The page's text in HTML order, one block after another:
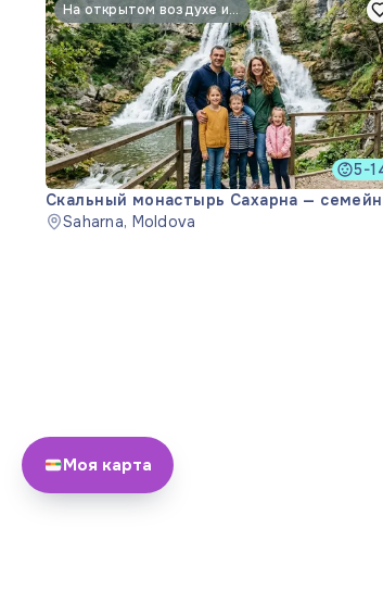
На открытом воздухе и природа
5-
Скальный монастырь Сахарна —
экскурсия
Saharna, Moldova
Моя карта